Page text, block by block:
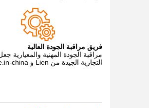
فريق مراقبة الجودة العالية
مراقبة الجودة المهنية والمعيارية
التجارية الجيدة من Lien و Made.in-china